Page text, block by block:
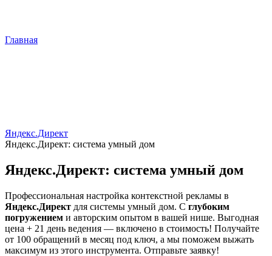
Главная
Яндекс.Директ
Яндекс.Директ: система умный дом
Яндекс.Директ: система умный дом
Профессиональная настройка контекстной рекламы в
Яндекс.Директ для системы умный дом. С глубоким
погружением и авторским опытом в вашей нише. Выгодная
цена + 21 день ведения — включено в стоимость! Получайте
от 100 обращений в месяц под ключ, а мы поможем выжать
максимум из этого инструмента. Отправьте заявку!